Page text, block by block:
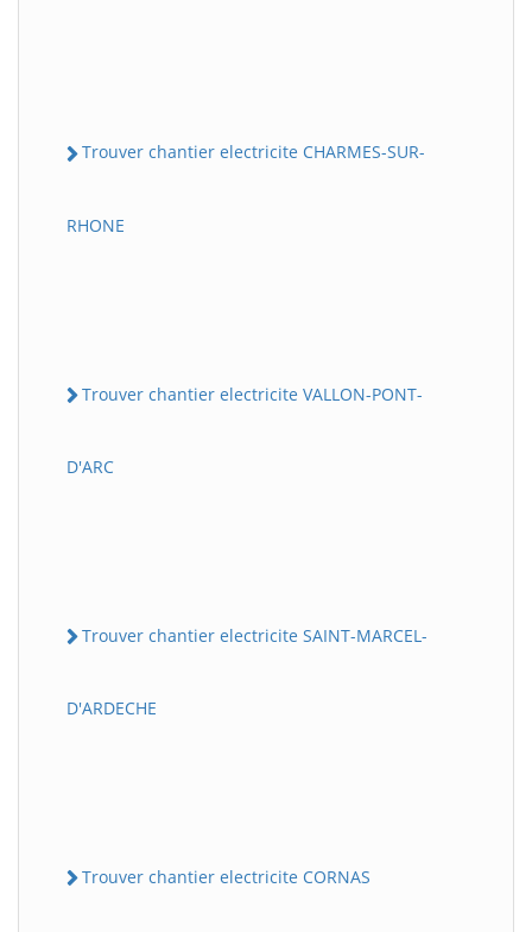
Trouver chantier electricite CHARMES-SUR-
RHONE
Trouver chantier electricite VALLON-PONT-
D'ARC
Trouver chantier electricite SAINT-MARCEL-
D'ARDECHE
Trouver chantier electricite CORNAS